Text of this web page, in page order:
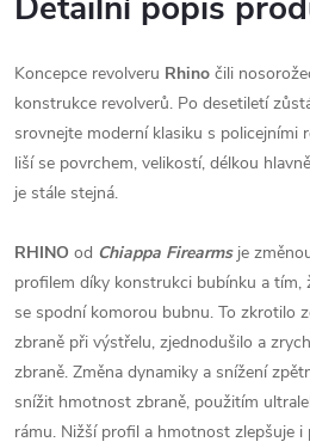
Koncepce revolveru Rhino čili
konstrukce revolverů. Po desetiletí
srovnejte moderní klasiku s policejními
liší se povrchem, velikostí, délkou
je stále stejná.
RHINO od Chiappa Firearmsje
profilem díky konstrukci bubínku a tím,
se spodní komorou bubnu. To zkrotilo
zbraně při výstřelu, zjednodušilo a
zbraně. Změna dynamiky a snížení
snížit hmotnost zbraně, použitím
rámu. Nižší profil a hmotnost zlepšuje